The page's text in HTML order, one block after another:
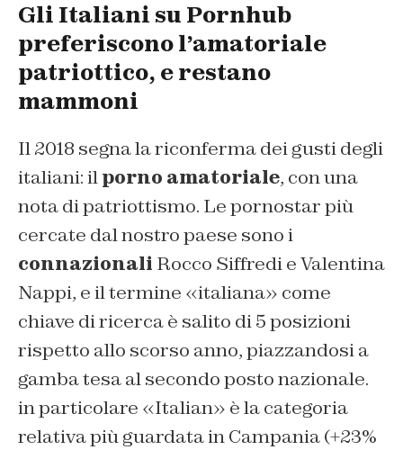
Gli Italiani su Pornhub
preferiscono l’amatoriale
patriottico, e restano
mammoni
Il 2018 segna la riconferma dei gusti degli
italiani: ilporno amatoriale, con una
nota di patriottismo. Le pornostar più
cercate dal nostro paese sono i
connazionali Rocco Siffredi e Valentina
Nappi, e il termine «italiana» come
chiave di ricerca è salito di 5 posizioni
rispetto allo scorso anno, piazzandosi a
gamba tesa al secondo posto nazionale.
in particolare «Italian» è la categoria
relativa più guardata in Campania (+23%